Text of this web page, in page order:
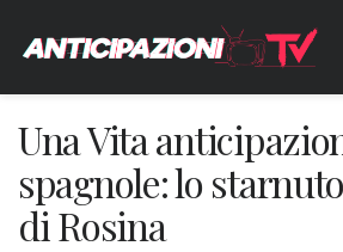
Una Vita
spagnole: lo
di Rosina